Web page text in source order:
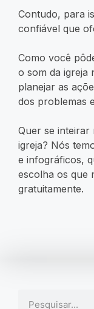
Contudo, para
confiável que
Como você
o som da igreja
planejar as
dos problemas
Quer se inteirar
igreja? Nós
e infográficos,
escolha os que
gratuitamente.